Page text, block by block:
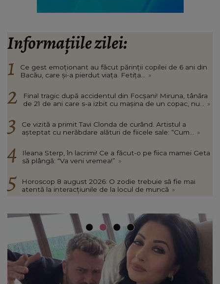
Informațiile zilei:
Ce gest emoționant au făcut părinții copilei de 6 ani din
Bacău, care și-a pierdut viața. Fetița...
»
Final tragic după accidentul din Focșani! Miruna, tânăra
de 21 de ani care s-a izbit cu mașina de un copac, nu...
»
Ce vizită a primit Tavi Clonda de curând. Artistul a
așteptat cu nerăbdare alături de fiicele sale: “Cum...
»
Ileana Sterp, în lacrimi! Ce a făcut-o pe fiica mamei Geta
să plângă: “Va veni vremea!” »
Horoscop 8 august 2026: O zodie trebuie să fie mai
atentă la interacțiunile de la locul de muncă »